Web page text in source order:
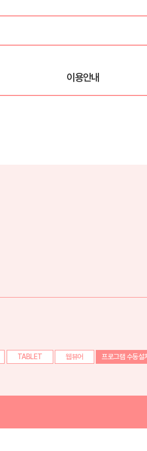
이용안내
TABLET 웹뷰어 프로그램 수동설